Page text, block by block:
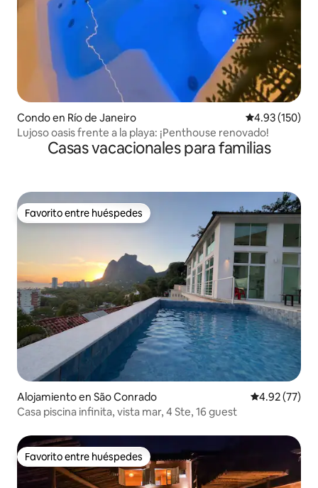
Condo en Río de Janeiro Calificación
4.93 (150)
Lujoso oasis frente a la playa: ¡Penthouse renovado!
Casas vacacionales para familias
Favorito entre huéspedes
Favorito entre huéspedes
Alojamiento en São Conrado Calificación
4.92 (77)
Casa piscina infinita, vista mar, 4 Ste, 16 guest
Favorito entre huéspedes
Favorito entre huéspedes